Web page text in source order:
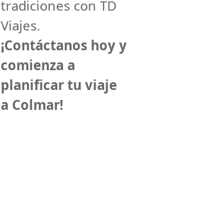
tradiciones con TD
Viajes.
¡Contáctanos hoy y
comienza a
planificar tu viaje
a Colmar!